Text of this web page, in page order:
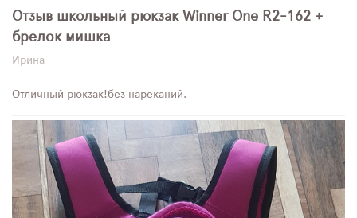
Отзыв школьный рюкзак Winner One R2-162 +
брелок мишка
Ирина
Отличный рюкзак!без нареканий.